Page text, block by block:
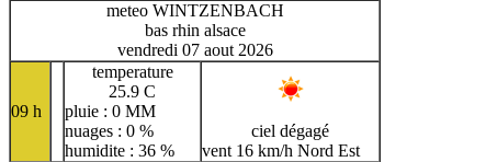
meteo WINTZENBACH
bas rhin alsace
vendredi 07 aout 2026
09 h
temperature
25.9 C
pluie : 0 MM
nuages : 0 %
humidite : 36 %
ciel dégagé
vent 16 km/h Nord Est